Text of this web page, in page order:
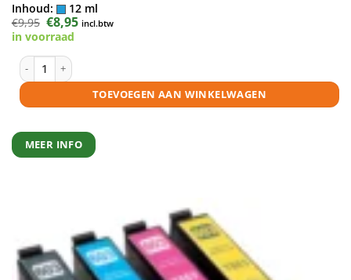
Inhoud:
12 ml
€9,95 Oorspronkelijke
prijs
was:
€8,95Huidige
prijs
incl.btw
in voorraad
Epson 603XL C inktcartridge cyaan huismerk aantal
TOEVOEGEN AAN WINKELWAGEN
MEER INFO